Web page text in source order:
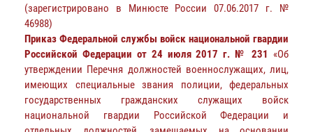
(зарегистрировано в Минюсте России 07.06.2017 г. №
46988)
Приказ Федеральной службы войск национальной гвардии
Российской Федерации от 24 июля 2017 г. № 231 «Об
утверждении Перечня должностей военнослужащих, лиц,
имеющих специальные звания полиции, федеральных
государственных гражданских служащих войск
национальной гвардии Российской Федерации и